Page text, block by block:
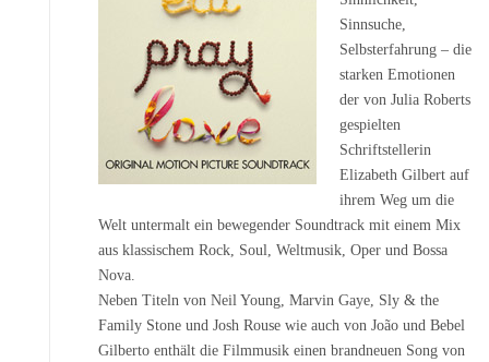
Sinnsuche,
Selbsterfahrung – die
starken Emotionen
der von Julia Roberts
gespielten
Schriftstellerin
Elizabeth Gilbert auf
ihrem Weg um die
Welt untermalt ein bewegender Soundtrack mit einem Mix
aus klassischem Rock, Soul, Weltmusik, Oper und Bossa
Nova.
Neben Titeln von Neil Young, Marvin Gaye, Sly & the
Family Stone und Josh Rouse wie auch von João und Bebel
Gilberto enthält die Filmmusik einen brandneuen Song von